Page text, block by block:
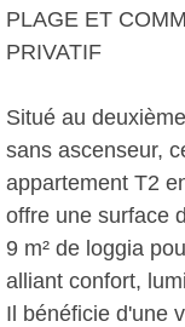
PLAGE ET
PRIVATIF
Situé au
sans ascenseur,
appartement T2
offre une surface
9 m² de loggia
alliant confort,
Il bénéficie d'une